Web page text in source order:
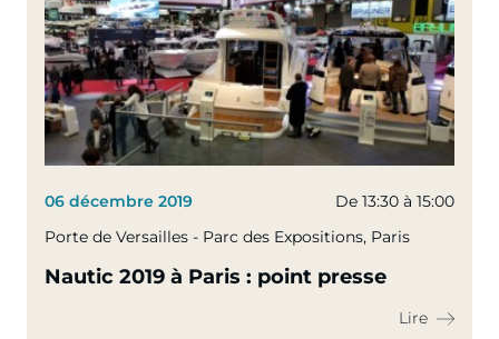
06 décembre 2019
De 13:30 à 15:00
Porte de Versailles - Parc des Expositions, Paris
Nautic 2019 à Paris : point presse
Lire